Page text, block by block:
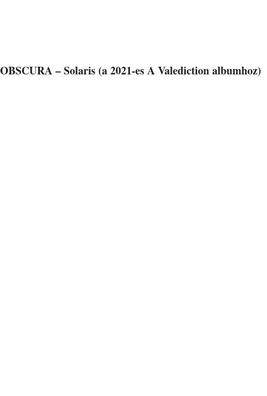
OBSCURA – Solaris (a 2021-es A Valediction albumhoz)